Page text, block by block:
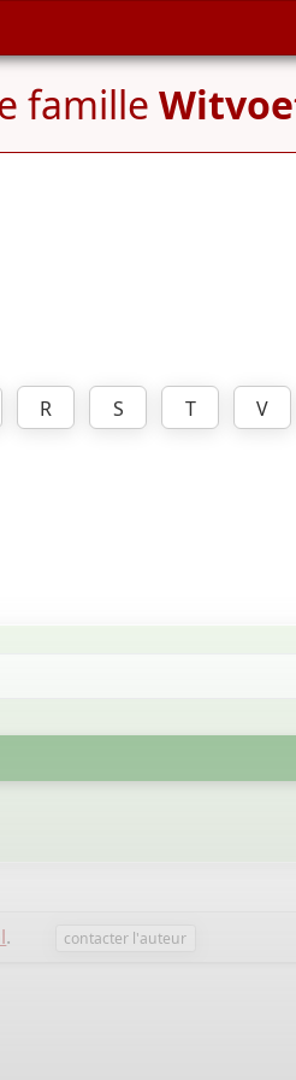
famille
R S T V
. contacter l'auteur